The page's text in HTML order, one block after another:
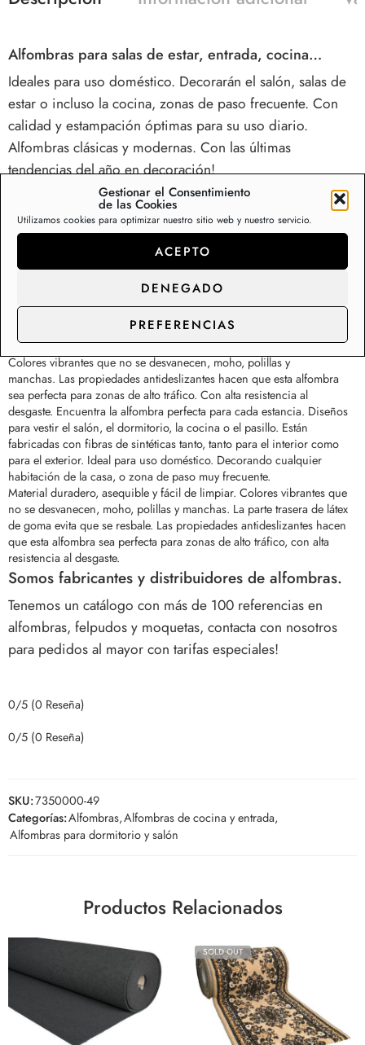
Gestionar el Consentimiento
de las Cookies
Utilizamos cookies para optimizar nuestro sitio web y nuestro servicio.
ACEPTO
DENEGADO
PREFERENCIAS
Alfombras para salas de estar, entrada, cocina…
Ideales para uso doméstico. Decorarán el salón, salas de
estar o incluso la cocina, zonas de paso frecuente. Con
calidad y estampación óptimas para su uso diario.
Alfombras clásicas y modernas. Con las últimas
tendencias del año en decoración!
Adorna tu hogar con esta serie de alfombras cocina con diseños
clásicos y modernos. Ideales para uso doméstico. Decorarán el salón,
sala de estar, dormitorio o zonas de paso frecuente. Con calidad y
estampación óptimas para su uso diario. Alfombras clásicas y
modernas, felpudos, moquetas. Una amplia colección de calidades.
Con las últimas tendencias del año en decoración. Alfombras con
varios tamaños y calidades.
Alfombrillas baratas para cocinas, entradas, zonas de
paso…
Colores vibrantes que no se desvanecen, moho, polillas y
manchas. Las propiedades antideslizantes hacen que esta alfombra
sea perfecta para zonas de alto tráfico. Con alta resistencia al
desgaste. Encuentra la alfombra perfecta para cada estancia. Diseños
para vestir el salón, el dormitorio, la cocina o el pasillo. Están
fabricadas con fibras de sintéticas tanto, tanto para el interior como
para el exterior. Ideal para uso doméstico. Decorando cualquier
habitación de la casa, o zona de paso muy frecuente.
Material duradero, asequible y fácil de limpiar. Colores vibrantes que
no se desvanecen, moho, polillas y manchas. La parte trasera de látex
de goma evita que se resbale. Las propiedades antideslizantes hacen
que esta alfombra sea perfecta para zonas de alto tráfico, con alta
resistencia al desgaste.
Somos fabricantes y distribuidores de alfombras.
Tenemos un catálogo con más de 100 referencias en
alfombras, felpudos y moquetas, contacta con nosotros
para pedidos al mayor con tarifas especiales!
0/5 (0 Reseña)
0/5 (0 Reseña)
SKU:7350000-49
Categorías:Alfombras,Alfombras de cocina y entrada,
Alfombras para dormitorio y salón
Productos Relacionados
SOLD OUT